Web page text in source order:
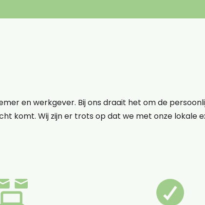
en werkgever. Bij ons draait het om de
komt. Wij zijn er trots op dat we met onze lokale